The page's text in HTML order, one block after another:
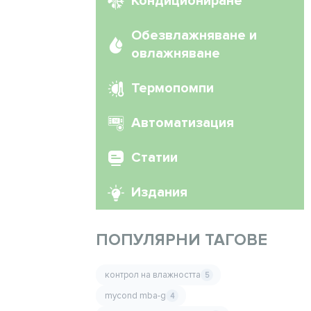
Обезвлажняване и
овлажняване
Термопомпи
Автоматизация
Статии
Издания
ПОПУЛЯРНИ ТАГОВЕ
контрол на влажността 5
mycond mba-g 4